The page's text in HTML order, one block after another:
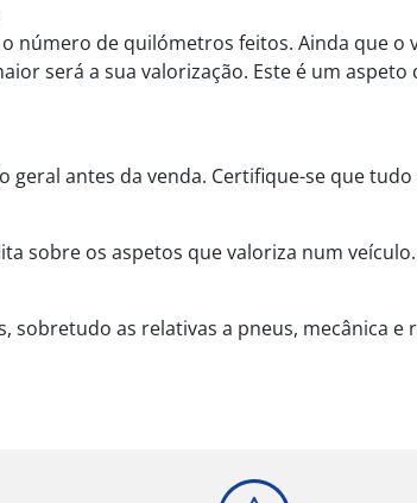
de quilómetros feitos. Ainda que o
será a sua valorização. Este é um
antes da venda. Certifique-se que
os aspetos que valoriza num
as relativas a pneus, mecânica e